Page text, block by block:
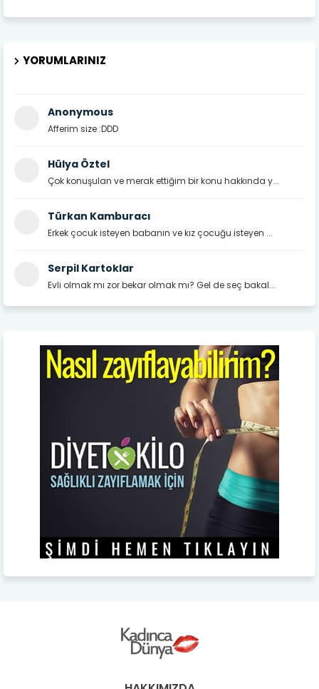
YORUMLARINIZ
Anonymous
Afferim size :DDD
Hülya Öztel
Çok konuşulan ve merak ettiğim bir konu hakkında y...
Türkan Kamburacı
Erkek çocuk isteyen babanın ve kız çocuğu isteyen ...
Serpil Kartoklar
Evli olmak mı zor bekar olmak mı? Gel de seç bakal...